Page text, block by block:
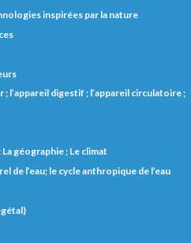
inspirées par la nature
l’appareil digestif ; l’appareil circulatoire ;
géographie ; Le climat
de l’eau; le cycle anthropique de l’eau